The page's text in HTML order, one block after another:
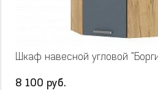
Шкаф навесной угловой
8 100 руб.